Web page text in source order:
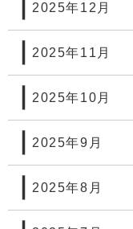
2025年12月
2025年11月
2025年10月
2025年9月
2025年8月